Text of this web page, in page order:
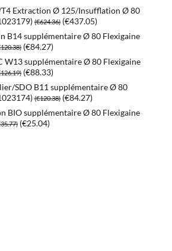
Extraction Ø 125/Insufflation Ø 80
(€624.36) (€437.05)
B14 supplémentaire Ø 80 Flexigaine
) (€84.27)
W13 supplémentaire Ø 80 Flexigaine
) (€88.33)
SDO B11 supplémentaire Ø 80
(€120.38) (€84.27)
BIO supplémentaire Ø 80 Flexigaine
) (€25.04)